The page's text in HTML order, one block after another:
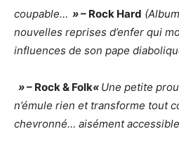
coupable… »– Rock Hard
nouvelles reprises d’enfer qui
influences de son pape
»– Rock & Folk« Une petite
n’émule rien et transforme tout
chevronné… aisément